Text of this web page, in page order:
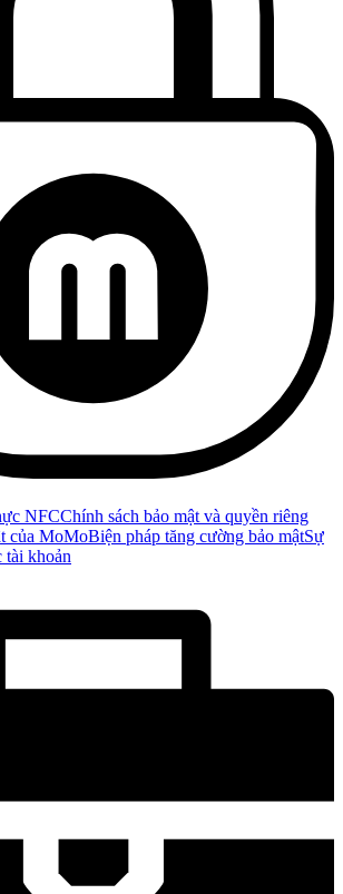
NFCChính sách bảo mật và quyền riêng
của MoMoBiện pháp tăng cường bảo mậtSự
tài khoản